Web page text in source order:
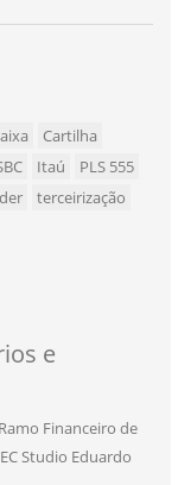
Cartilha
Itaú
PLS 555
terceirização
e
Financeiro de
Studio Eduardo
Técnico e